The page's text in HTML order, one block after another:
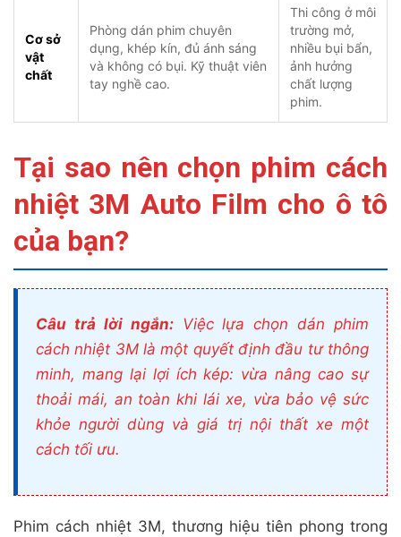
Cơ sở
vật
chất
Phòng dán phim chuyên
dụng, khép kín, đủ ánh sáng
và không có bụi. Kỹ thuật viên
tay nghề cao.
Thi công ở môi
trường mở,
nhiều bụi bẩn,
ảnh hưởng
chất lượng
phim.
Tại sao nên chọn phim cách
nhiệt 3M Auto Film cho ô tô
của bạn?
Câu trả lời ngắn:Việc lựa chọn dán phim
cách nhiệt 3M là một quyết định đầu tư thông
minh, mang lại lợi ích kép: vừa nâng cao sự
thoải mái, an toàn khi lái xe, vừa bảo vệ sức
khỏe người dùng và giá trị nội thất xe một
cách tối ưu.
Phim cách nhiệt 3M, thương hiệu tiên phong trong